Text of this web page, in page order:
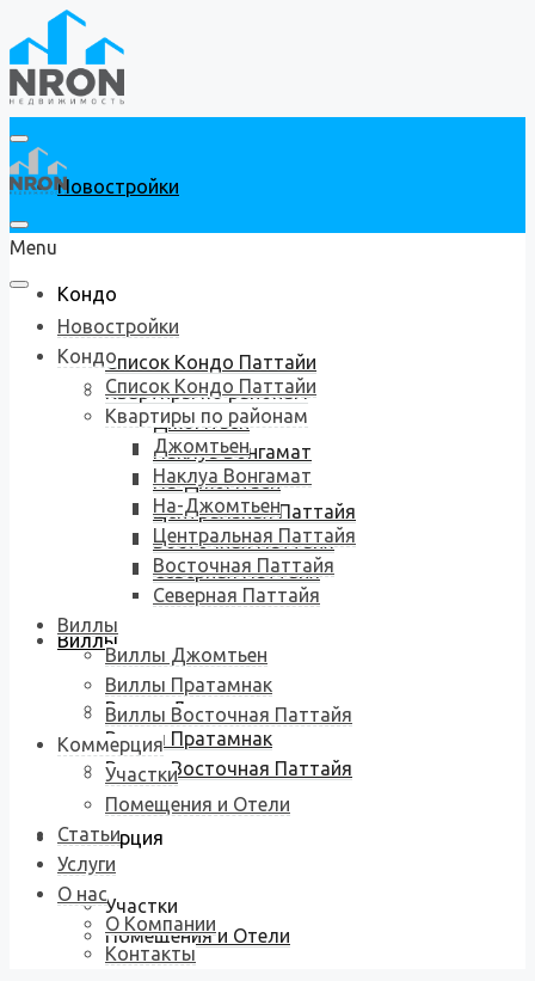
Новостройки
Кондо
Список Кондо Паттайи
Квартиры по районам
Джомтьен
Наклуа Вонгамат
На-Джомтьен
Центральная Паттайя
Восточная Паттайя
Северная Паттайя
Виллы
Виллы Джомтьен
Виллы Пратамнак
Виллы Восточная Паттайя
Коммерция
Участки
Помещения и Отели
Menu
Новостройки
Кондо
Список Кондо Паттайи
Квартиры по районам
Джомтьен
Наклуа Вонгамат
На-Джомтьен
Центральная Паттайя
Восточная Паттайя
Северная Паттайя
Виллы
Виллы Джомтьен
Виллы Пратамнак
Виллы Восточная Паттайя
Коммерция
Участки
Помещения и Отели
Статьи
Услуги
О нас
О Компании
Контакты